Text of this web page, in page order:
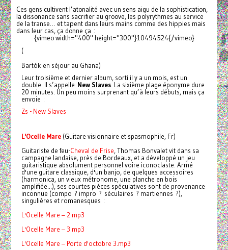
Ces gens cultivent l’atonalité avec un sens aigu de la sophistication,
la dissonance sans sacrifier au groove, les polyrythmes au service
de la transe… et tapent dans leurs mains comme des hippies mais
dans leur cas, ça donne ça :
{vimeo width="400" height="300"}10494524{/vimeo}
(
Bartók en séjour au Ghana)
Leur troisième et dernier album, sorti il y a un mois, est un
double. Il s’appelle New Slaves. La sixième plage éponyme dure
20 minutes. Un peu moins surprenant qu’à leurs débuts, mais ça
envoie :
Zs - New Slaves
L'Ocelle Mare(Guitare visionnaire et spasmophile, Fr)
Guitariste de feu-Cheval de Frise, Thomas Bonvalet vit dans sa
campagne landaise, près de Bordeaux, et a développé un jeu
guitaristique absolument personnel voire iconoclaste. Armé
d'une guitare classique, d'un banjo, de quelques accessoires
(harmonica, un vieux métronome, une planche en bois
amplifiée...), ses courtes pièces spéculatives sont de provenance
inconnue (compo ? impro ? séculaires ? martiennes ?),
singulières et romanesques :
L'Ocelle Mare – 2.mp3
L'Ocelle Mare – 3.mp3
L'Ocelle Mare – Porte d'octobre 3.mp3